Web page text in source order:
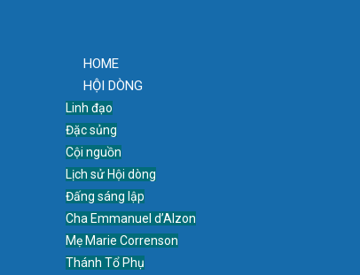
HOME
HỘI DÒNG
Linh đạo
Đặc sủng
Cội nguồn
Lịch sử Hội dòng
Đấng sáng lập
Cha Emmanuel d’Alzon
Mẹ Marie Correnson
Thánh Tổ Phụ